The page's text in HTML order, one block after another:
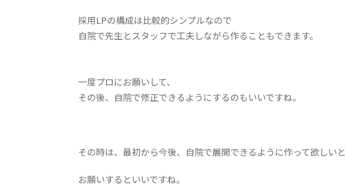
採用LPの構成は比較的シンプルなので
自院で先生とスタッフで工夫しながら作ることもできます。
一度プロにお願いして、
その後、自院で修正できるようにするのもいいですね。
その時は、最初から今後、自院で展開できるように作って欲しいと
お願いするといいですね。